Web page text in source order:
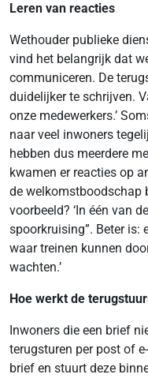
Leren van reacties
Wethouder publieke
vind het belangrijk dat
communiceren. De
duidelijker te schrijven.
onze medewerkers.’
naar veel inwoners
hebben dus meerdere
kwamen er reacties op
de welkomstboodschap
voorbeeld? ‘In één van
spoorkruising”. Beter is:
waar treinen kunnen
wachten.’
Hoe werkt de
Inwoners die een brief
terugsturen per post of
brief en stuurt deze